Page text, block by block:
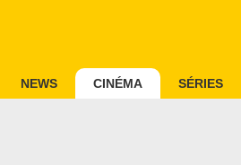
NEWS CINÉMA SÉRIES